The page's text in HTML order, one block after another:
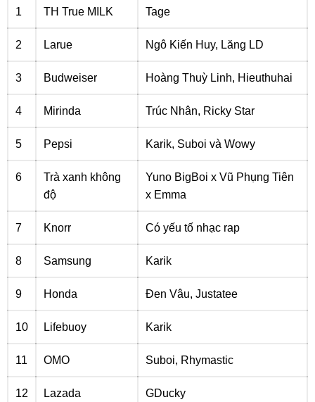
1 TH True MILK Tage
2 Larue Ngô Kiến Huy, Lăng LD
3 Budweiser Hoàng Thuỳ Linh, Hieuthuhai
4 Mirinda Trúc Nhân, Ricky Star
5 Pepsi Karik, Suboi và Wowy
6
Trà xanh không
độ
Yuno BigBoi x Vũ Phụng Tiên
x Emma
7 Knorr Có yếu tố nhạc rap
8 Samsung Karik
9 Honda Đen Vâu, Justatee
10 Lifebuoy Karik
11 OMO Suboi, Rhymastic
12 Lazada GDucky